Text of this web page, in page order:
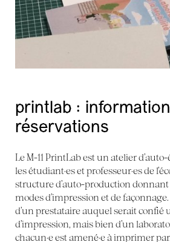
printlab :
réservations
Le M-11 PrintLab est un atelier
les étudiant·es et professeur·es de
structure d’auto-production donnant
modes d’impression et de façonnage.
d’un prestataire auquel serait confié
d’impression, mais bien d’un
chacun·e est amené·e à imprimer